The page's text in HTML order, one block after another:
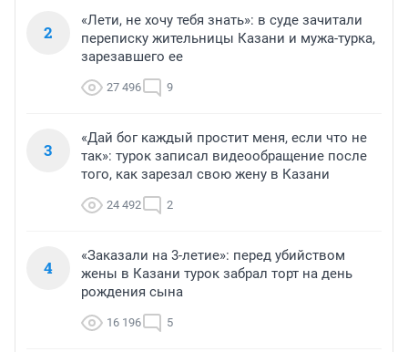
2
«Лети, не хочу тебя знать»: в суде зачитали
переписку жительницы Казани и мужа-турка,
зарезавшего ее
27 496 9
3
«Дай бог каждый простит меня, если что не
так»: турок записал видеообращение после
того, как зарезал свою жену в Казани
24 492 2
4
«Заказали на 3-летие»: перед убийством
жены в Казани турок забрал торт на день
рождения сына
16 196 5